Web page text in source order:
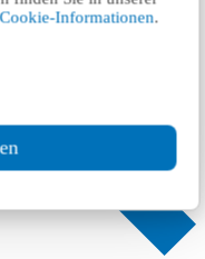
Cookie-Informationen.